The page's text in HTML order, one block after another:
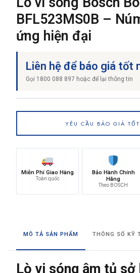
THƯƠNG HIỆU
NỘI DUNG YÊU CẦU
BFL523MS0B –
ứng hiện đại
Liên hệ để báo giá tốt
Gọi 1800 088 897 hoặc để lại thông tin
YÊU CẦU BÁO GIÁ
Miễn Phí Giao Hàng
Toàn quốc
Bảo Hành Chính
Hãng
Theo BOSCH
MÔ TẢ SẢN PHẨM THÔNG SỐ KỸ
Lò vi sóng âm tủ sở